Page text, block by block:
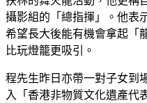
攝影組的「總指揮」。他表
希望長大後能有機會拿起「
比玩燈籠更吸引。
程先生昨日亦帶一對子女到
入「香港非物質文化遺產代